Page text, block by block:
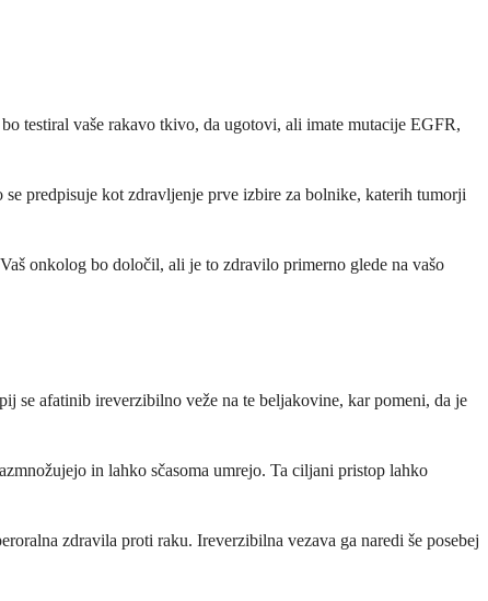
testiral vaše rakavo tkivo, da ugotovi, ali imate mutacije EGFR,
predpisuje kot zdravljenje prve izbire za bolnike, katerih tumorji
onkolog bo določil, ali je to zdravilo primerno glede na vašo
se afatinib ireverzibilno veže na te beljakovine, kar pomeni, da je
in lahko sčasoma umrejo. Ta ciljani pristop lahko
zdravila proti raku. Ireverzibilna vezava ga naredi še posebej